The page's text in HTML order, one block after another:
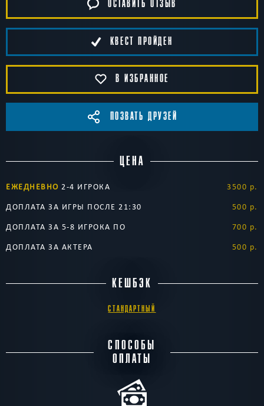
ОСТАВИТЬ ОТЗЫВ
КВЕСТ ПРОЙДЕН
В ИЗБРАННОЕ
ПОЗВАТЬ ДРУЗЕЙ
ЦЕНА
ЕЖЕДНЕВНО 2-4 ИГРОКА
3500 р.
ДОПЛАТА ЗА ИГРЫ ПОСЛЕ 21:30
500 р.
ДОПЛАТА ЗА 5-8 ИГРОКА ПО
700 р.
ДОПЛАТА ЗА АКТЕРА
500 р.
КЕШБЭК
СТАНДАРТНЫЙ
СПОСОБЫ
ОПЛАТЫ